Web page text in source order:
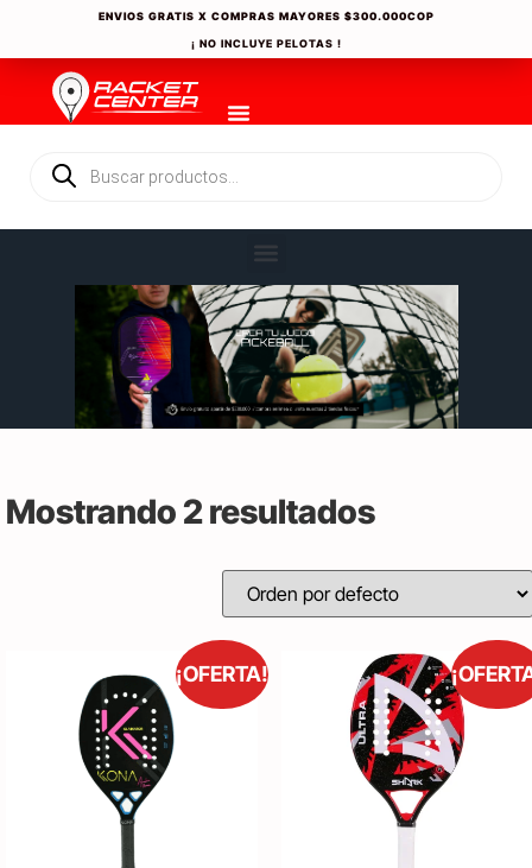
ENVIOS GRATIS X COMPRAS MAYORES $300.000COP
¡ NO INCLUYE PELOTAS !
Mostrando 2 resultados
¡OFERTA!